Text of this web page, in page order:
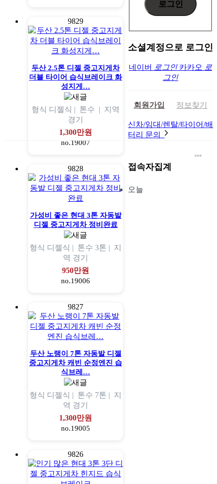
9829
두산 2.5톤 디젤 중고지게차
더블 타이어 습식브레이크 화
성지게…
형식 디젤식 | 톤수 | 지역
경기
1,300만원
no.19007
9828
가성비 좋은 현대 3톤 자동발
디젤 중고지게차 정비완료
형식 디젤식 | 톤수 3톤 | 지
역 경기
950만원
no.19006
9827
두산 노랭이 7톤 자동발 디젤
중고지게차 캐빈 순정엔진 습
식브레…
형식 디젤식 | 톤수 7톤 | 지
역 경기
1,300만원
no.19005
9826
소셜계정으로 로그인
네이버 로그인 카카오 로
그인
회원가입 정보찾기
신차/임대/렌탈/타이어/배
터리 문의
접속자집계
오늘